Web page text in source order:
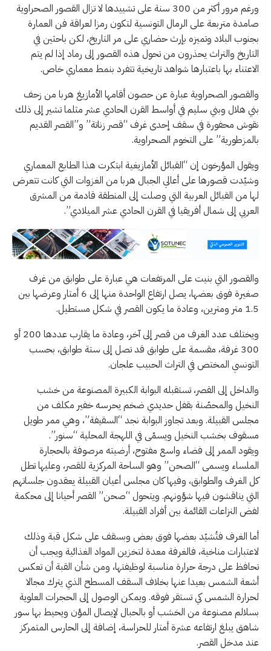
ورغم مرور أكثر من 300 سنة على تشييدها لا تزال القصور الصحراوية
صامدة متربعة على الرمال التونسية لتكون رمزا لعراقة فن العمارة
بجنوب البلاد وتميزه بإرث حضاري على مر التاريخ، لكن باحثين في
التاريخ والتراث يحذرون من تحول هذه القصور إلى رماد إذا لم يتم
الاعتناء بها باعتبارها شواهد تاريخية تتفرد بنمط معماري خاص.
والقصور الصحراوية عبارة عن حصون أقامها الأمازيغ هربا من زحف
بني هلال وبني سليم في أواسط القرن الحادي عشر مثلما تشير إلى ذلك
نقوش محفورة في سقف إحدى غرف “قصر زناتة” و”القصر القديم
بالمزطورية” على التخوم الصحراوية.
ويقول المؤرخون إن “القبائل الأمازيغية ابتكرت هذا الطابع المعماري
وشيّدت قصورها على أعالي الجبال هربا من الغزوات التي كانت تتعرض
لها من القبائل العربية التي وصلت إلى المنطقة قادمة من المشرق
العربي إلى شمال أفريقيا في القرن الحادي عشر الميلادي”.
والقصور التي بنيت على المرتفعات هي عبارة على طوابق من غرف
صغيرة فوق بعضها، يصل ارتفاع الواحدة منها إلى 6 أمتار وعرضها بين
1.5 متر ومترين، وعادة ما يكون القصر في شكل مستطيل.
ويختلف عدد الغرف من قصر إلى آخر، وعادة ما يقارب عددها 200 أو
300 غرفة، مقسمة على طوابق قد تصل إلى ستة طوابق، بحسب
التونسي المختص في التراث الحبيب علجان.
والداخل إلى القصر، تستقبله البوابة الكبيرة المصنوعة من خشب
النخيل والمحصّنة بقفل حديدي ضخم يحرسه خفير مكلف من
مجلس القبيلة. وبعد تجاوز البوابة نجد “السقيفة”، وهي ممر طويل
مسقوف بخشب النخيل ويسمّى في اللهجة المحلية “سنور”.
ويقود الممر إلى فضاء واسع مفتوح، أرضيته مرصوفة بالحجارة
الملساء ويسمى “الصحن” وهو الساحة المركزية للقصر، وعليها تطل
كل الغرف والطوابق، وفيها كان مجلس أعيان القبيلة يعقدون جلساتهم
التي يناقشون فيها شؤونهم. ويتحول “صحن” القصر أحيانا إلى محكمة
لفض النزاعات القائمة بين أفراد القبيلة.
أما الغرف فتُشيّد بعضها فوق بعض وبسقف على شكل قبة وذلك
لاعتبارات مناخية، فالغرفة معدة لتخزين المواد الغذائية ويجب أن
تحافظ على درجة حرارة مناسبة لوظيفتها، ومن شأن القبة أن تعكس
أشعة الشمس بعيدا عنها بخلاف السقف المسطح الذي يترك مجالا
لحرارة الشمس كي تستقر فوقه. ويمكن الوصول إلى الحجرات العلوية
بسلالم مصنوعة من الخشب أو بالحبال لإيصال المؤن ويحيط بها سور
شاهق يبلغ ارتفاعه عشرة أمتار للحراسة، إضافة إلى الحارس المتمركز
عند مدخل القصر.